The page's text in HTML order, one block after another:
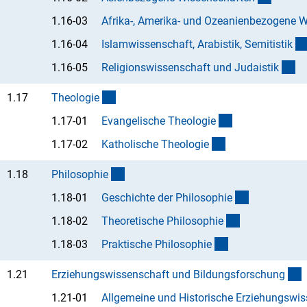
1.16-03
Afrika-, Amerika- und Ozeanienbezogene
1.16-04
Islamwissenschaft, Arabistik, Semitistik
1.16-05
Religionswissenschaft und Judaistik
1.17 Theologie
1.17-01
Evangelische Theologie
1.17-02
Katholische Theologie
1.18 Philosophie
1.18-01
Geschichte der Philosophie
1.18-02
Theoretische Philosophie
1.18-03
Praktische Philosophie
1.21 Erziehungswissenschaft und Bildungsforschung
1.21-01
Allgemeine und Historische